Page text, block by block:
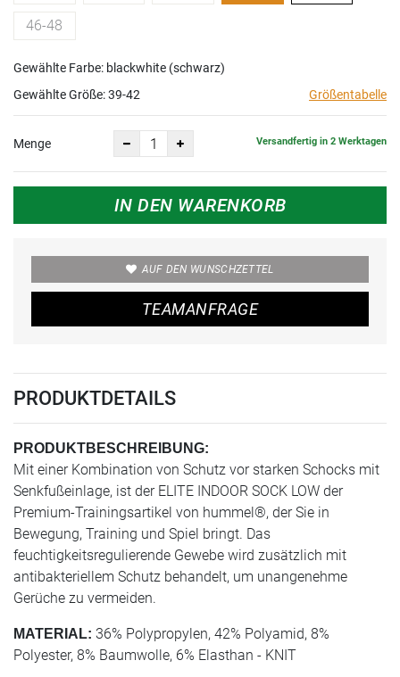
46-48
Gewählte Farbe: blackwhite (schwarz)
Gewählte Größe:39-42 Größentabelle
Menge Versandfertig in 2 Werktagen
IN DEN WARENKORB
AUF DEN WUNSCHZETTEL
TEAMANFRAGE
PRODUKTDETAILS
PRODUKTBESCHREIBUNG:
Mit einer Kombination von Schutz vor starken Schocks mit
Senkfußeinlage, ist der ELITE INDOOR SOCK LOW der
Premium-Trainingsartikel von hummel®, der Sie in
Bewegung, Training und Spiel bringt. Das
feuchtigkeitsregulierende Gewebe wird zusätzlich mit
antibakteriellem Schutz behandelt, um unangenehme
Gerüche zu vermeiden.
MATERIAL: 36% Polypropylen, 42% Polyamid, 8%
Polyester, 8% Baumwolle, 6% Elasthan - KNIT